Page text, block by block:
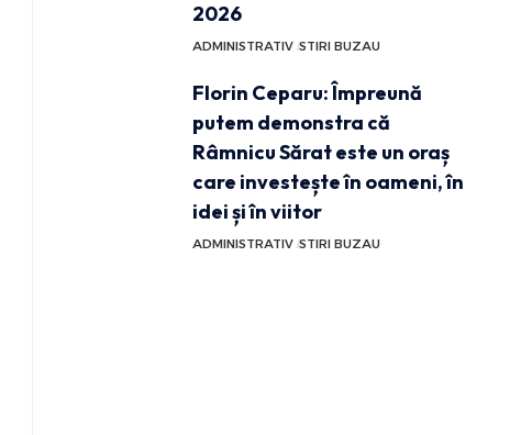
2026
ADMINISTRATIV STIRI BUZAU
Florin Ceparu: Împreună
putem demonstra că
Râmnicu Sărat este un oraș
care investește în oameni, în
idei și în viitor
ADMINISTRATIV STIRI BUZAU